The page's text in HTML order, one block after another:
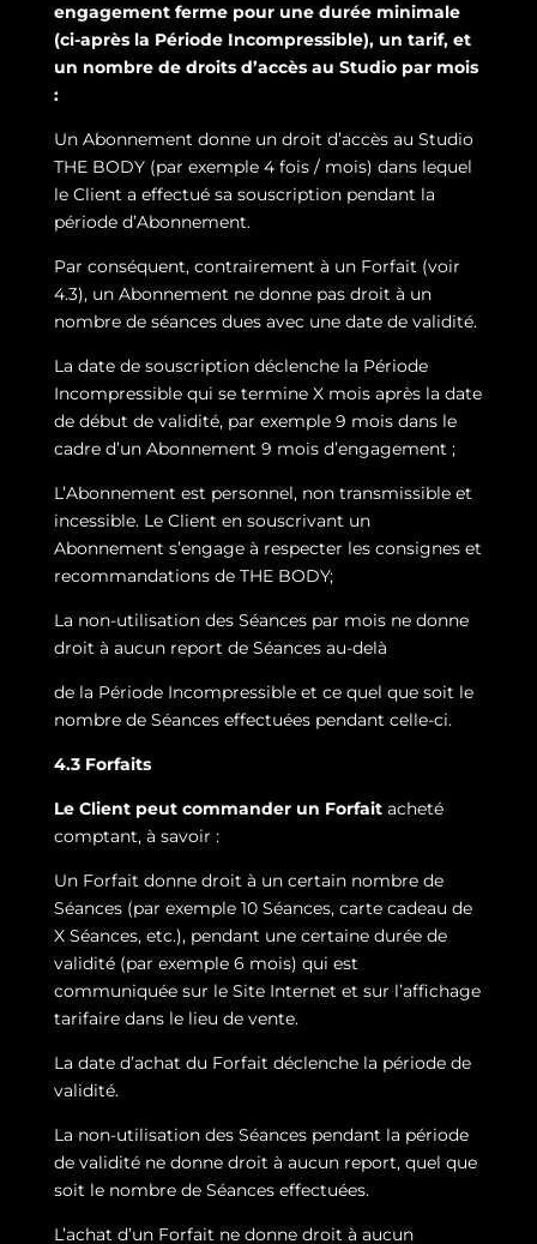
engagement ferme pour une durée minimale
(ci-après la Période Incompressible), un tarif, et
un nombre de droits d’accès au Studio par mois
:
Un Abonnement donne un droit d’accès au Studio
THE BODY (par exemple 4 fois / mois) dans lequel
le Client a effectué sa souscription pendant la
période d’Abonnement.
Par conséquent, contrairement à un Forfait (voir
4.3), un Abonnement ne donne pas droit à un
nombre de séances dues avec une date de validité.
La date de souscription déclenche la Période
Incompressible qui se termine X mois après la date
de début de validité, par exemple 9 mois dans le
cadre d’un Abonnement 9 mois d’engagement ;
L’Abonnement est personnel, non transmissible et
incessible. Le Client en souscrivant un
Abonnement s’engage à respecter les consignes et
recommandations de THE BODY;
La non-utilisation des Séances par mois ne donne
droit à aucun report de Séances au-delà
de la Période Incompressible et ce quel que soit le
nombre de Séances effectuées pendant celle-ci.
4.3 Forfaits
Le Client peut commander un Forfait acheté
comptant, à savoir :
Un Forfait donne droit à un certain nombre de
Séances (par exemple 10 Séances, carte cadeau de
X Séances, etc.), pendant une certaine durée de
validité (par exemple 6 mois) qui est
communiquée sur le Site Internet et sur l’affichage
tarifaire dans le lieu de vente.
La date d’achat du Forfait déclenche la période de
validité.
La non-utilisation des Séances pendant la période
de validité ne donne droit à aucun report, quel que
soit le nombre de Séances effectuées.
L’achat d’un Forfait ne donne droit à aucun